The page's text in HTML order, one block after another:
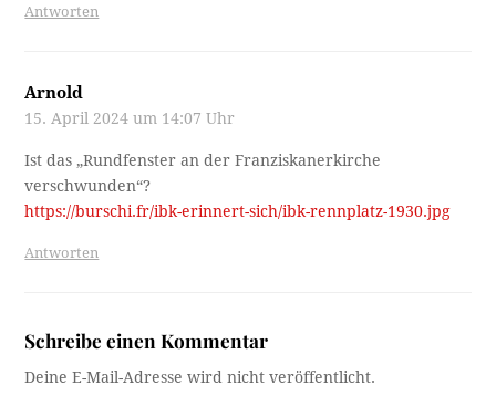
Antworten
Arnold
15. April 2024 um 14:07 Uhr
Ist das „Rundfenster an der Franziskanerkirche
verschwunden“?
https://burschi.fr/ibk-erinnert-sich/ibk-rennplatz-1930.jpg
Antworten
Schreibe einen Kommentar
Deine E-Mail-Adresse wird nicht veröffentlicht.